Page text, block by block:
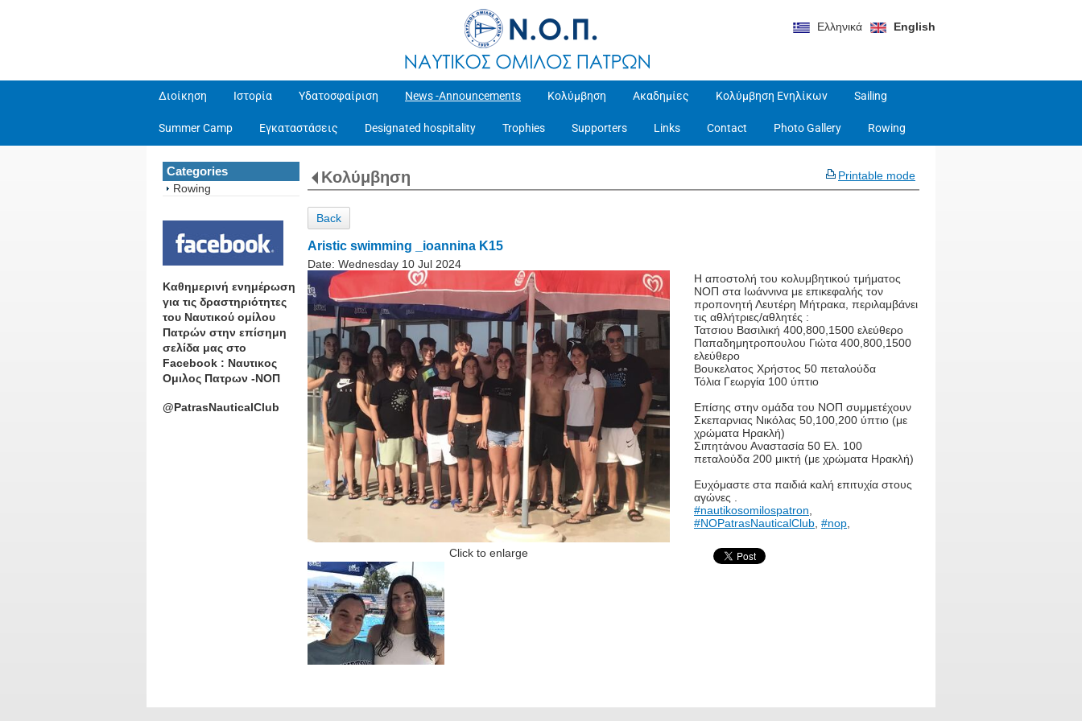
Ελληνικά English
Διοίκηση Ιστορία Υδατοσφαίριση News -Announcements Κολύμβηση Ακαδημίες Κολύμβηση Ενηλίκων Sailing
Summer Camp Εγκαταστάσεις Designated hospitality Trophies Supporters Links Contact Photo Gallery Rowing
Categories
Rowing
Καθημερινή ενημέρωση
για τις δραστηριότητες
του Ναυτικού ομίλου
Πατρών στην επίσημη
σελίδα μας στο
Facebook : Ναυτικος
Ομιλος Πατρων -ΝΟΠ
@PatrasNauticalClub
Printable mode
Κολύμβηση
Back
Aristic swimming _ioannina K15
Date: Wednesday 10 Jul 2024
Click to enlarge
Η αποστολή του κολυμβητικού τμήματος
ΝΟΠ στα Ιωάννινα με επικεφαλής τον
προπονητή Λευτέρη Μήτρακα, περιλαμβάνει
τις αθλήτριες/αθλητές :
Τατσιου Βασιλική 400,800,1500 ελεύθερο
Παπαδημητροπουλου Γιώτα 400,800,1500
ελεύθερο
Βουκελατος Χρήστος 50 πεταλούδα
Τόλια Γεωργία 100 ύπτιο
Επίσης στην ομάδα του ΝΟΠ συμμετέχουν
Σκεπαρνιας Νικόλας 50,100,200 ύπτιο (με
χρώματα Ηρακλή)
Σιπητάνου Αναστασία 50 Ελ. 100
πεταλούδα 200 μικτή (με χρώματα Ηρακλή)
Ευχόμαστε στα παιδιά καλή επιτυχία στους
αγώνες .
#nautikosomilospatron,
#NOPatrasNauticalClub, #nop,